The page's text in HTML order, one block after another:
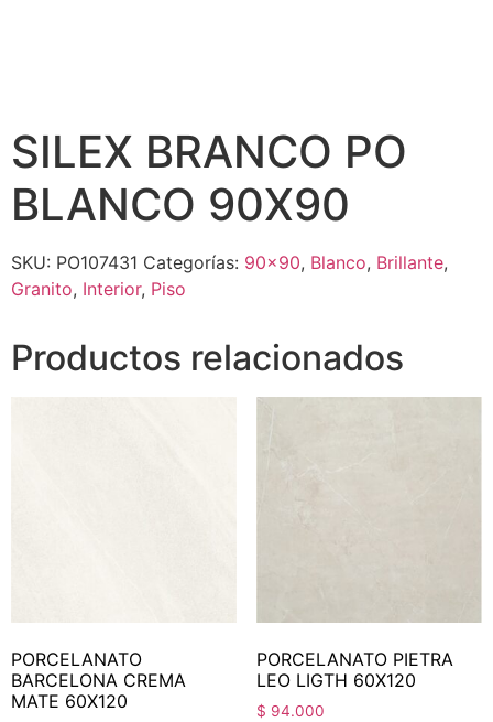
SILEX BRANCO PO
BLANCO 90X90
SKU: PO107431 Categorías: 90x90, Blanco, Brillante,
Granito, Interior, Piso
Productos relacionados
PORCELANATO
BARCELONA CREMA
MATE 60X120
PORCELANATO PIETRA
LEO LIGTH 60X120
$ 94.000